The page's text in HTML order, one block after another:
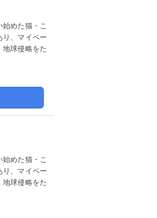
めた猫・こ
、マイペー
地球侵略をた
めた猫・こ
、マイペー
地球侵略をた